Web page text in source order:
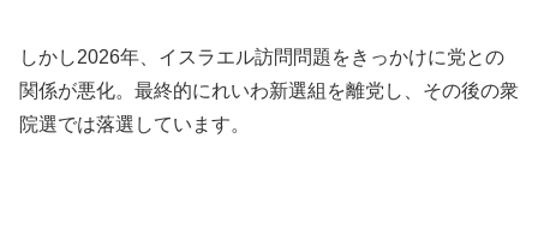
しかし2026年、イスラエル訪問問題をきっかけに党との
関係が悪化。最終的にれいわ新選組を離党し、その後の衆
院選では落選しています。